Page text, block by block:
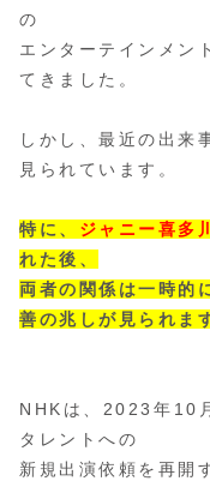
の
エンターテインメン
てきました。
しかし、最近の出来
見られています。
特に、 ジャニー喜多
れた後、
両者の関係は一時的
善の兆しが見られま
NHKは、2023年10
タレントへの
新規出演依頼を再開